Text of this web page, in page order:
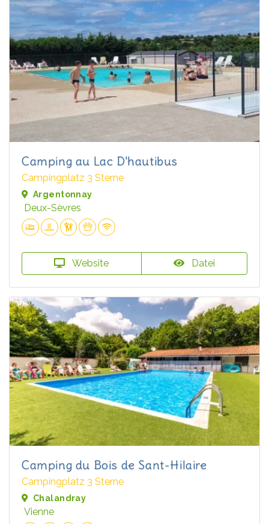
Camping au Lac D'hautibus
Campingplatz 3 Sterne
Argentonnay
Deux-Sèvres
Website Datei
Camping du Bois de Sant-Hilaire
Campingplatz 3 Sterne
Chalandray
Vienne